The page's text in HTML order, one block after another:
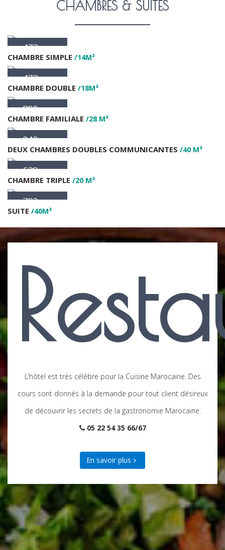
CHAMBRES & SUITES
473
CHAMBRE SIMPLE /14M²
473
CHAMBRE DOUBLE /18M²
890
CHAMBRE FAMILIALE /28 M²
940
DEUX CHAMBRES DOUBLES COMMUNICANTES /40 M²
638
CHAMBRE TRIPLE /20 M²
792
SUITE /40M²
L’hôtel est très célèbre pour la Cuisine Marocaine. Des
cours sont donnés à la demande pour tout client désireux
de découvrir les secrets de la gastronomie Marocaine.
05 22 54 35 66/67
En savoir plus